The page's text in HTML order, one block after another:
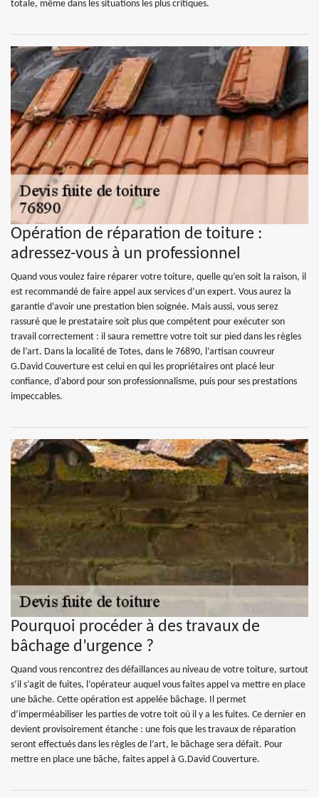
totale, même dans les situations les plus critiques.
Opération de réparation de toiture :
adressez-vous à un professionnel
Quand vous voulez faire réparer votre toiture, quelle qu’en soit la raison, il
est recommandé de faire appel aux services d’un expert. Vous aurez la
garantie d’avoir une prestation bien soignée. Mais aussi, vous serez
rassuré que le prestataire soit plus que compétent pour exécuter son
travail correctement : il saura remettre votre toit sur pied dans les règles
de l’art. Dans la localité de Totes, dans le 76890, l’artisan couvreur
G.David Couverture est celui en qui les propriétaires ont placé leur
confiance, d’abord pour son professionnalisme, puis pour ses prestations
impeccables.
Pourquoi procéder à des travaux de
bâchage d’urgence ?
Quand vous rencontrez des défaillances au niveau de votre toiture, surtout
s’il s’agit de fuites, l’opérateur auquel vous faites appel va mettre en place
une bâche. Cette opération est appelée bâchage. Il permet
d’imperméabiliser les parties de votre toit où il y a les fuites. Ce dernier en
devient provisoirement étanche : une fois que les travaux de réparation
seront effectués dans les règles de l’art, le bâchage sera défait. Pour
mettre en place une bâche, faites appel à G.David Couverture.